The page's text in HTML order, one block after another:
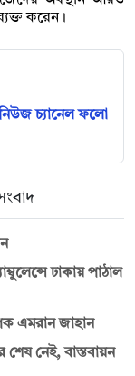
করেন।
চ্যানেল ফলো
ঢাকায় পাঠাল
এমরান জাহান
নেই, বাস্তবায়ন